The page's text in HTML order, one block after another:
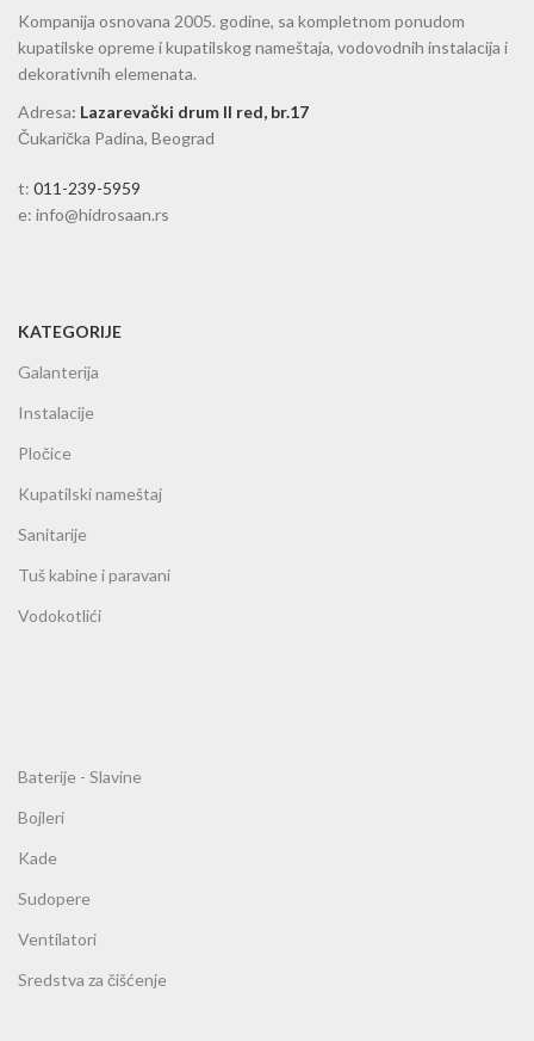
Kompanija osnovana 2005. godine, sa kompletnom ponudom
kupatilske opreme i kupatilskog nameštaja, vodovodnih instalacija i
dekorativnih elemenata.
Adresa: Lazarevački drum II red, br.17
Čukarička Padina, Beograd
t: 011-239-5959
e: info@hidrosaan.rs
KATEGORIJE
Galanterija
Instalacije
Pločice
Kupatilski nameštaj
Sanitarije
Tuš kabine i paravani
Vodokotlići
Baterije - Slavine
Bojleri
Kade
Sudopere
Ventilatori
Sredstva za čišćenje